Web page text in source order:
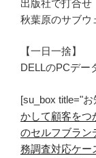
出版社で打合せ
秋葉原のサブウ
【一日一捨】
DELLのPCデー
[su_box title="
かして顧客を
のセルフブラン
務調査対応ケー